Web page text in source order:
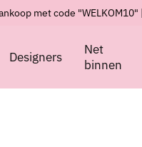
met code
Designers
Net
binnen